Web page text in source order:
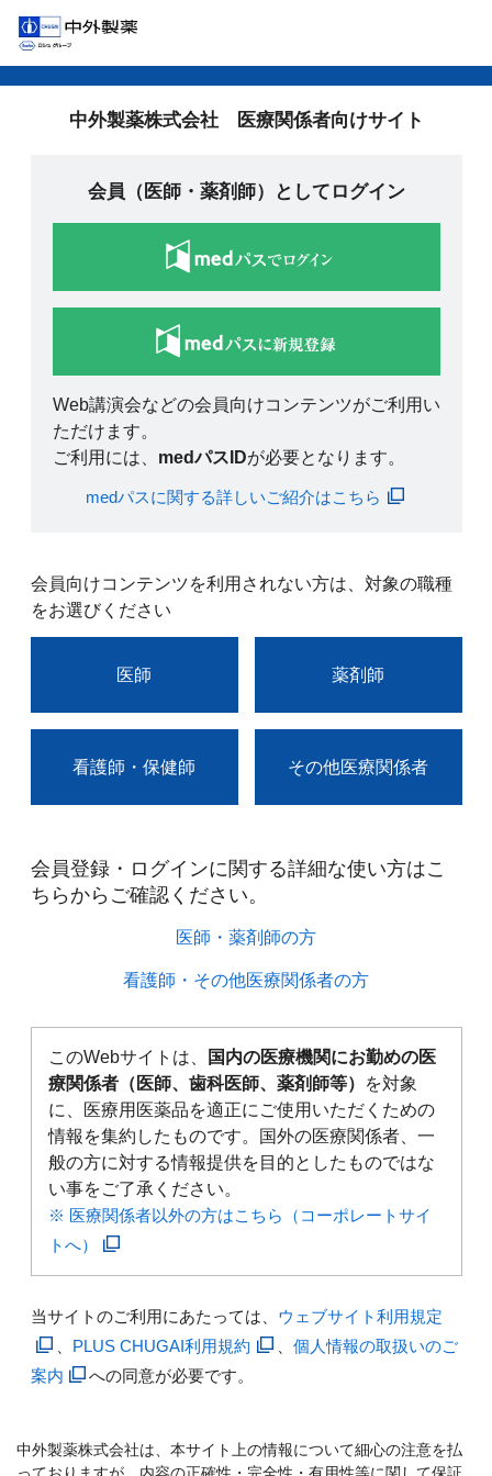
中外製薬株式会社 医療関係者向けサイト
会員（医師・薬剤師）としてログイン
Web講演会などの会員向けコンテンツがご利用い
ただけます。
ご利用には、 medパスIDが必要となります。
medパスに関する詳しいご紹介はこちら
会員向けコンテンツを利用されない方は、対象の職種
をお選びください
医師 薬剤師
看護師・保健師 その他医療関係者
会員登録・ログインに関する詳細な使い方はこ
ちらからご確認ください。​
医師・薬剤師の方​
看護師・その他医療関係者の方​
このWebサイトは、
国内の医療機関にお勤めの医
療関係者（医師、歯科医師、薬剤師等）
を対象
に、医療用医薬品を適正にご使用いただくための
情報を集約したものです。国外の医療関係者、一
般の方に対する情報提供を目的としたものではな
い事をご了承ください。
※ 医療関係者以外の方はこちら（コーポレートサイ
トへ）
当サイトのご利用にあたっては、 ウェブサイト利用規定
PLUS CHUGAI利用規約
個人情報の取扱いのご
案内
への同意が必要です。
中外製薬株式会社は、本サイト上の情報について細心の注意を払
っておりますが、内容の正確性・完全性・有用性等に関して保証